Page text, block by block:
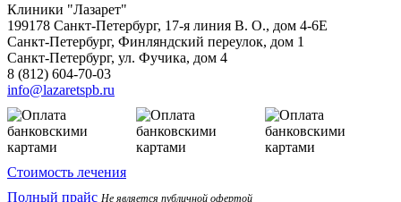
Клиники "Лазарет"
199178 Санкт-Петербург, 17-я линия В. О., дом 4-6Е
Санкт-Петербург, Финляндский переулок, дом 1
Санкт-Петербург, ул. Фучика, дом 4
8 (812) 604-70-03
info@lazaretspb.ru
Стоимость лечения
Полный прайс Не является публичной офертой